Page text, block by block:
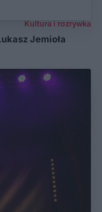
Kultura i rozrywka
Jemioła